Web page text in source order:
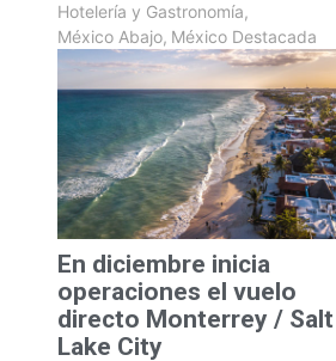
Hotelería y Gastronomía,
México Abajo, México Destacada
En diciembre inicia
operaciones el vuelo
directo Monterrey / Salt
Lake City